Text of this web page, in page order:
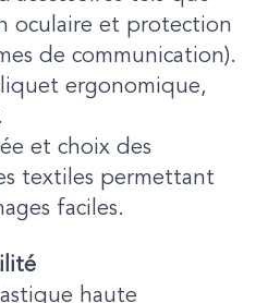
oculaire et protection
de communication).
ergonomique,
et choix des
textiles permettant
faciles.
haute